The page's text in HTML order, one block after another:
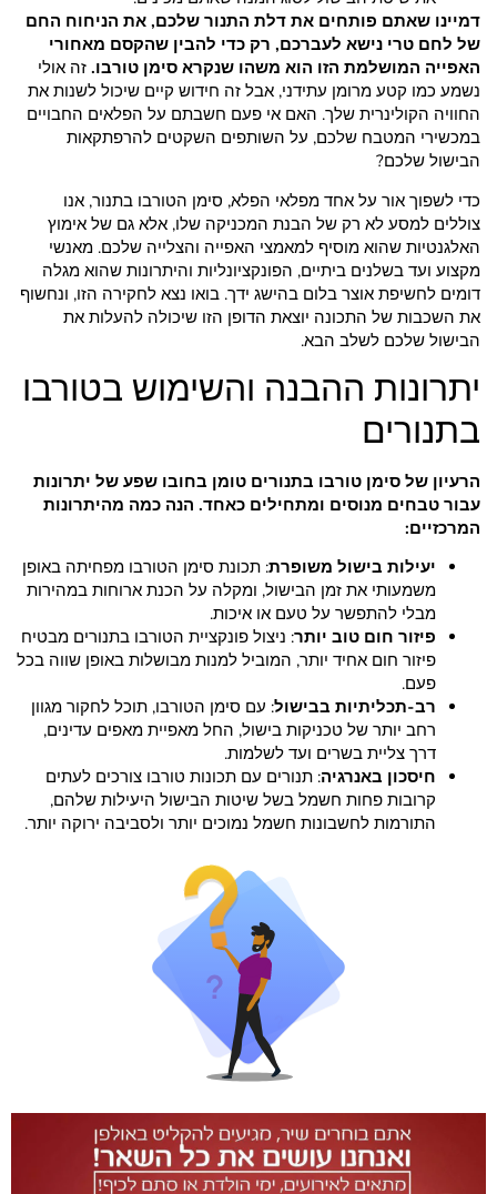
דמיינו שאתם פותחים את דלת התנור שלכם, את הניחוח החם
של לחם טרי נישא לעברכם, רק כדי להבין שהקסם מאחורי
האפייה המושלמת הזו הוא משהו שנקרא סימן טורבו. זה אולי
נשמע כמו קטע מרומן עתידני, אבל זה חידוש קיים שיכול לשנות את
החוויה הקולינרית שלך. האם אי פעם חשבתם על הפלאים החבויים
במכשירי המטבח שלכם, על השותפים השקטים להרפתקאות
הבישול שלכם?
כדי לשפוך אור על אחד מפלאי הפלא, סימן הטורבו בתנור, אנו
צוללים למסע לא רק של הבנת המכניקה שלו, אלא גם של אימוץ
האלגנטיות שהוא מוסיף למאמצי האפייה והצלייה שלכם. מאנשי
מקצוע ועד בשלנים ביתיים, הפונקציונליות והיתרונות שהוא מגלה
דומים לחשיפת אוצר בלום בהישג ידך. בואו נצא לחקירה הזו, ונחשוף
את השכבות של התכונה יוצאת הדופן הזו שיכולה להעלות את
הבישול שלכם לשלב הבא.
יתרונות ההבנה והשימוש בטורבו
בתנורים
הרעיון של סימן טורבו בתנורים טומן בחובו שפע של יתרונות
עבור טבחים מנוסים ומתחילים כאחד. הנה כמה מהיתרונות
המרכזיים:
יעילות בישול משופרת: תכונת סימן הטורבו מפחיתה באופן
משמעותי את זמן הבישול, ומקלה על הכנת ארוחות במהירות
מבלי להתפשר על טעם או איכות.
פיזור חום טוב יותר: ניצול פונקציית הטורבו בתנורים מבטיח
פיזור חום אחיד יותר, המוביל למנות מבושלות באופן שווה בכל
פעם.
רב-תכליתיות בבישול: עם סימן הטורבו, תוכל לחקור מגוון
רחב יותר של טכניקות בישול, החל מאפיית מאפים עדינים,
דרך צליית בשרים ועד לשלמות.
חיסכון באנרגיה: תנורים עם תכונות טורבו צורכים לעתים
קרובות פחות חשמל בשל שיטות הבישול היעילות שלהם,
התורמות לחשבונות חשמל נמוכים יותר ולסביבה ירוקה יותר.